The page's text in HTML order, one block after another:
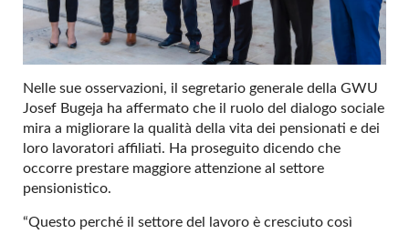
Nelle sue osservazioni, il segretario generale della GWU
Josef Bugeja ha affermato che il ruolo del dialogo sociale
mira a migliorare la qualità della vita dei pensionati e dei
loro lavoratori affiliati. Ha proseguito dicendo che
occorre prestare maggiore attenzione al settore
pensionistico.
“Questo perché il settore del lavoro è cresciuto così